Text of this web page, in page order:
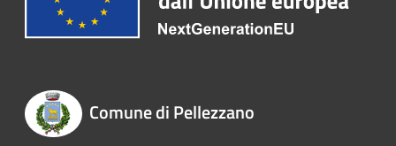
Comune di Pellezzano